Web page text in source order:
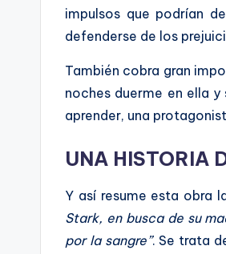
impulsos que podrían
defenderse de los
También cobra gran
noches duerme en ella
aprender, una
UNA HISTORIA
Y así resume esta obra
Stark, en busca de su
por la sangre”. Se trata